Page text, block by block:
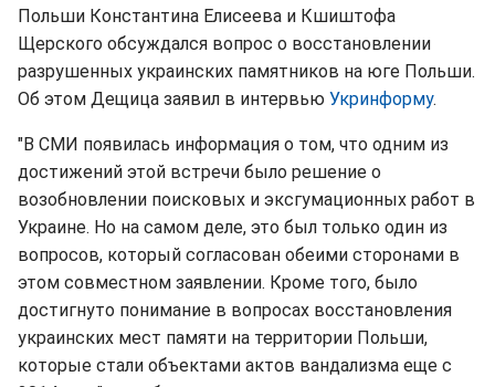
Польши Константина Елисеева и Кшиштофа
Щерского обсуждался вопрос о восстановлении
разрушенных украинских памятников на юге Польши.
Об этом Дещица заявил в интервью Укринформу.
"В СМИ появилась информация о том, что одним из
достижений этой встречи было решение о
возобновлении поисковых и эксгумационных работ в
Украине. Но на самом деле, это был только один из
вопросов, который согласован обеими сторонами в
этом совместном заявлении. Кроме того, было
достигнуто понимание в вопросах восстановления
украинских мест памяти на территории Польши,
которые стали объектами актов вандализма еще с